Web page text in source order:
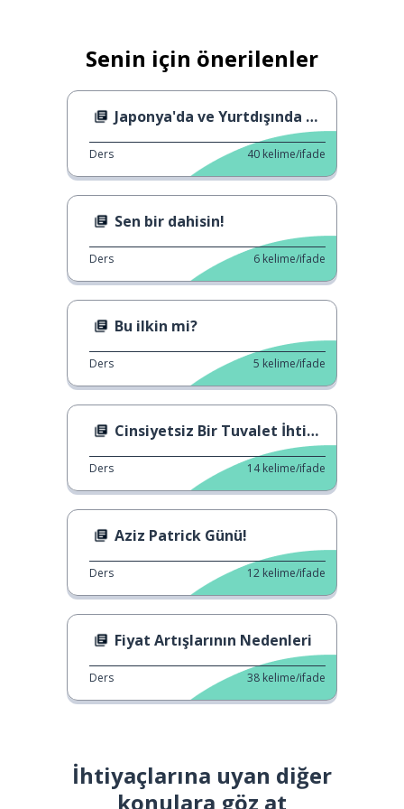
Senin için önerilenler
Japonya'da ve Yurtdışında Nezaket
Ders 40 kelime/ifade
Sen bir dahisin!
Ders 6 kelime/ifade
Bu ilkin mi?
Ders 5 kelime/ifade
Cinsiyetsiz Bir Tuvalet İhtiyacınız mı var?
Ders 14 kelime/ifade
Aziz Patrick Günü!
Ders 12 kelime/ifade
Fiyat Artışlarının Nedenleri
Ders 38 kelime/ifade
İhtiyaçlarına uyan diğer
konulara göz at